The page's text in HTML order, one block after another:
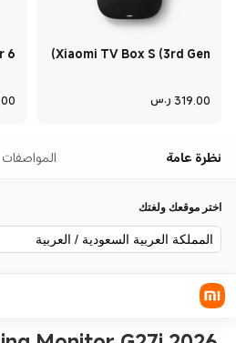
Xiaomi TV Box S (3rd Gen)
319.00 ر.س
6
نظرة عامة المواصفات